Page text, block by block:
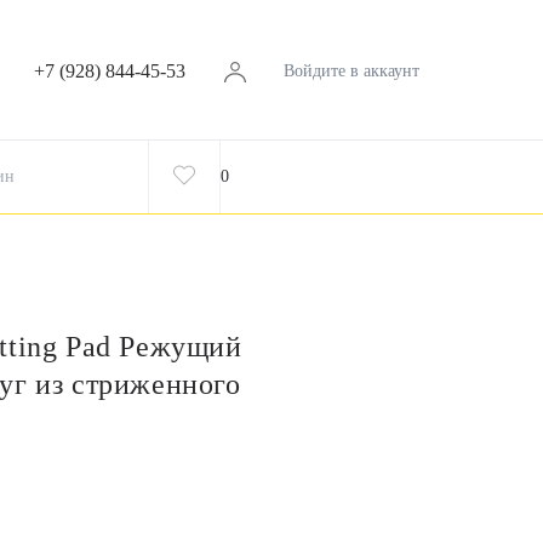
+7 (928) 844-45-53 Войдите в аккаунт
0
Pad Режущий
из стриженного